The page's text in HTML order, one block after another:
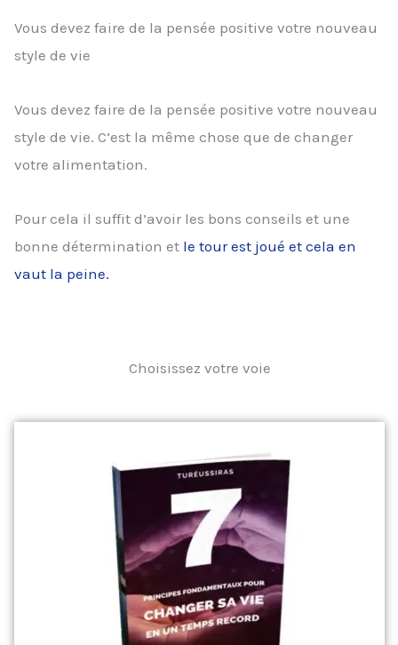
Vous devez faire de la pensée positive votre nouveau
style de vie
Vous devez faire de la pensée positive votre nouveau
style de vie. C’est la même chose que de changer
votre alimentation.
Pour cela il suffit d’avoir les bons conseils et une
bonne détermination et le tour est joué et cela en
vaut la peine.
Choisissez votre voie